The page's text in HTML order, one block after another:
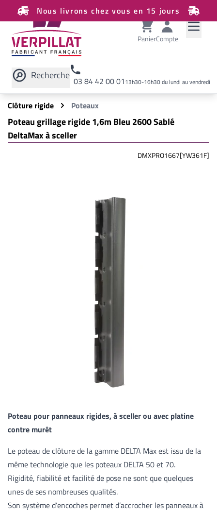
Nous livrons chez vous en 15 jours
PanierCompte
Recherche 03 84 42 00 0113h30-16h30 du lundi au vendredi
Rechercher sur le site
Clôture rigide
Poteaux
Poteau grillage rigide 1,6m Bleu 2600 Sablé
DeltaMax à sceller
DMXPRO1667[YW361F]
Poteau pour panneaux rigides, à sceller ou avec platine
contre murêt
Le poteau de clôture de la gamme DELTA Max est issu de la
même technologie que les poteaux DELTA 50 et 70.
Rigidité, fiabilité et facilité de pose ne sont que quelques
unes de ses nombreuses qualités.
Son système d’encoches permet d’accrocher les panneaux à